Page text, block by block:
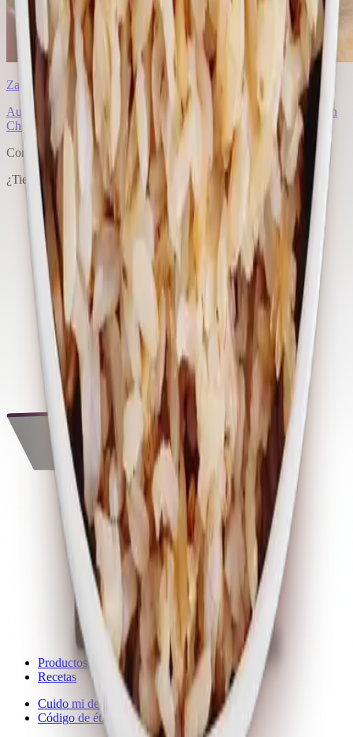
Zapallitos con Arroz
Aunque nuestro mar es enorme y ofrece muchísimos productos, en
Chile no nos caracterizamos por consumir mucho pescado, y
Compromiso de Calidad
¿Tienes dudas o algun problema con uno de nuestros productos?
Productos
Recetas
Cuido mi despensa
Código de ética